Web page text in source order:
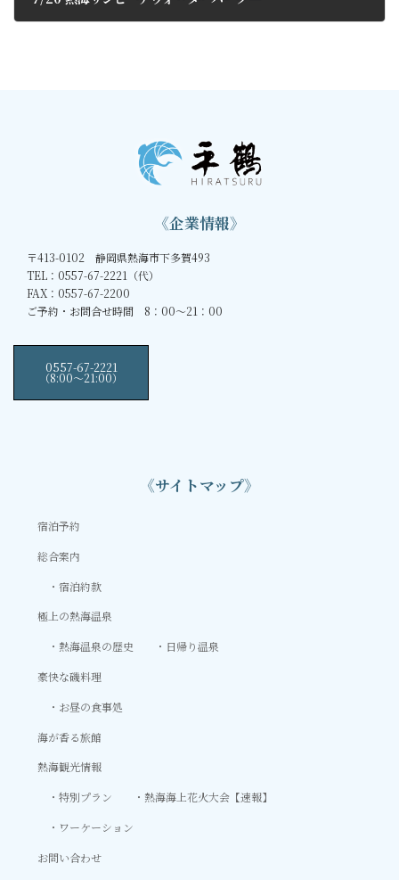
《企業情報》
〒413-0102 静岡県熱海市下多賀493
TEL：0557-67-2221（代）
FAX：0557-67-2200
ご予約・お問合せ時間 8：00～21：00
0557-67-2221
（8:00〜21:00）
《サイトマップ》
宿泊予約
総合案内
宿泊約款
極上の熱海温泉
熱海温泉の歴史
日帰り温泉
豪快な磯料理
お昼の食事処
海が香る旅館
熱海観光情報
特別プラン
熱海海上花火大会【速報】
ワーケーション
お問い合わせ